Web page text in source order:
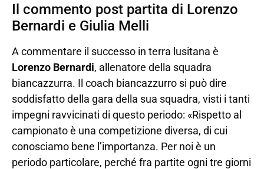
Il commento post partita di Lorenzo
Bernardi e Giulia Melli
A commentare il successo in terra lusitana è
Lorenzo Bernardi, allenatore della squadra
biancazzurra. Il coach biancazzurro si può dire
soddisfatto della gara della sua squadra, visti i tanti
impegni ravvicinati di questo periodo: «Rispetto al
campionato è una competizione diversa, di cui
conosciamo bene l’importanza. Per noi è un
periodo particolare, perché fra partite ogni tre giorni